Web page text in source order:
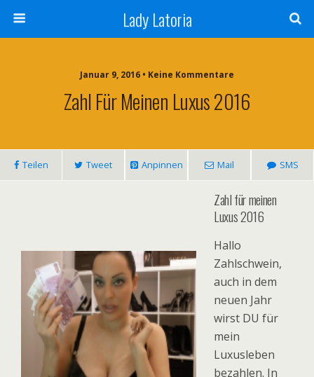
Lady Latoria
Januar 9, 2016 • Keine Kommentare
Zahl Für Meinen Luxus 2016
Teilen Tweet Anpinnen Mail SMS
Zahl für meinen
Luxus 2016
Hallo
Zahlschwein,
auch in dem
neuen Jahr
wirst DU für
mein
Luxusleben
bezahlen. In